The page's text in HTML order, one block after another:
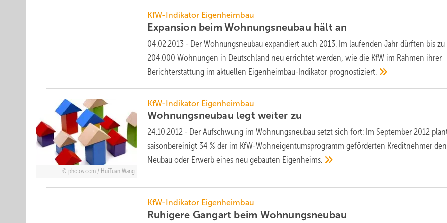
KfW-Indikator Eigenheimbau
Expansion beim Wohnungsneubau hältan
04.02.2013 - Der Wohnungsneubau expandiert auch 2013. Im laufenden Jahr dürften bis zu
204.000 Wohnungen in Deutschland neu errichtet werden, wie die KfW im Rahmen ihrer
Berichterstattung im aktuellen Eigenheimbau-Indikator prognostiziert.
photos.com / HuiTuan Wang
KfW-Indikator Eigenheimbau
Wohnungsneubau legt weiter zu
24.10.2012 - Der Aufschwung im Wohnungsneubau setzt sich fort: Im September 2012
saisonbereinigt 34 % der im KfW-Wohneigentumsprogramm geförderten Kreditnehmer den
Neubau oder Erwerb eines neu gebauten Eigenheims.
KfW-Indikator Eigenheimbau
Ruhigere Gangart beim Wohnungsneubau